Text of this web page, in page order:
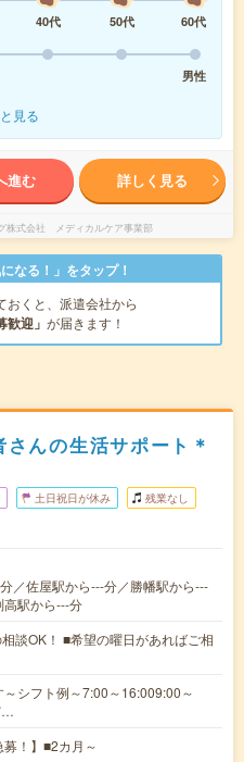
40代 50代
60代
男性
見る
進む 詳しく見る
株式会社 メディカルケア事業部
なる！」をタップ！
おくと、派遣会社から
歓迎」 が届きます！
んの生活サポート＊
土日祝日が休み 残業なし
／佐屋駅から---分／勝幡駅から---
駅から---分
談OK！ ■希望の曜日があればご相
シフト例～7:00～16:009:00～
…
募！】■2カ月～